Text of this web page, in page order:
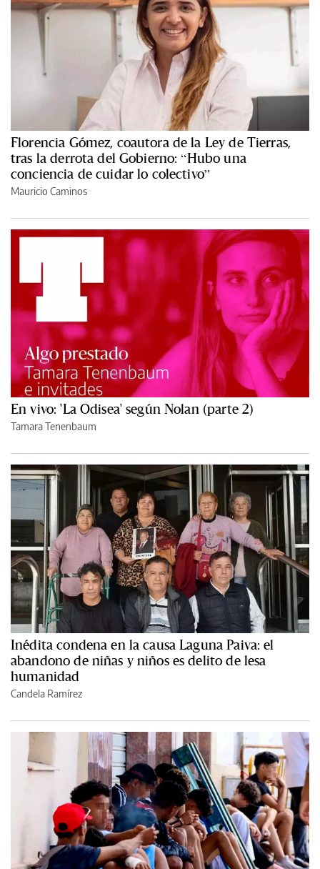
Florencia Gómez, coautora de la Ley de Tierras,
tras la derrota del Gobierno: “Hubo una
conciencia de cuidar lo colectivo”
Mauricio Caminos
En vivo: 'La Odisea' según Nolan (parte 2)
Tamara Tenenbaum
Inédita condena en la causa Laguna Paiva: el
abandono de niñas y niños es delito de lesa
humanidad
Candela Ramírez